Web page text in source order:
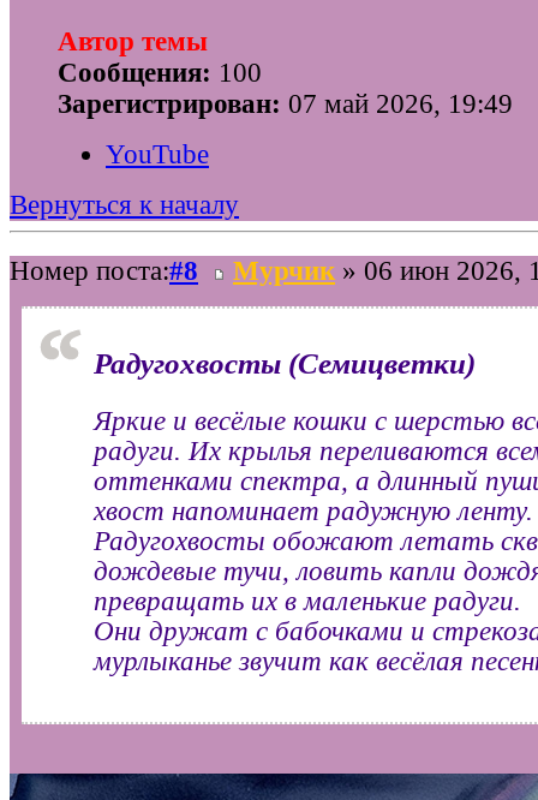
Автор темы
Сообщения: 100
Зарегистрирован: 07 май 2026, 19:49
YouTube
Вернуться к началу
Номер поста:#8 Мурчик » 06 июн 2026,
Радугохвосты (Семицветки)
Яркие и весёлые кошки с шерстью
радуги. Их крылья переливаются
оттенками спектра, а длинный
хвост напоминает радужную ленту.
Радугохвосты обожают летать
дождевые тучи, ловить капли
превращать их в маленькие радуги.
Они дружат с бабочками и
мурлыканье звучит как весёлая